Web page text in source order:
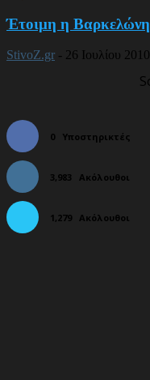
Έτοιμη η
StivoZ.gr - 26 Ιουλίου 2010
0 Υποστηρικτές
3,983 Ακόλουθοι
1,279 Ακόλουθοι